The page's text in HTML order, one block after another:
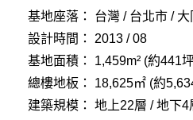
基地座落：
台灣 / 台北市 /
設計時間：
2013 / 08
基地面積：
1,459m² (約441
總樓地板：
18,625㎡ (約
建築規模： 地上22層 / 地下4